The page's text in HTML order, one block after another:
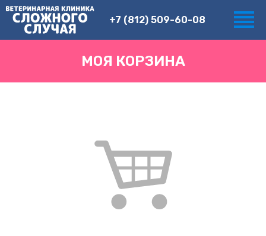
+7 (812) 509-60-08
МОЯ КОРЗИНА